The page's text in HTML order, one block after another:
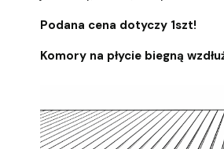
Podana cena dotyczy 1szt!
Komory na płycie biegną